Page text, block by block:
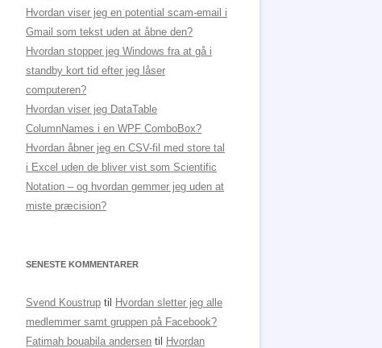
Hvordan viser jeg en potential scam-email i
Gmail som tekst uden at åbne den?
Hvordan stopper jeg Windows fra at gå i
standby kort tid efter jeg låser
computeren?
Hvordan viser jeg DataTable
ColumnNames i en WPF ComboBox?
Hvordan åbner jeg en CSV-fil med store tal
i Excel uden de bliver vist som Scientific
Notation – og hvordan gemmer jeg uden at
miste præcision?
SENESTE KOMMENTARER
Svend Koustrup til
Hvordan sletter jeg alle
medlemmer samt gruppen på Facebook?
Fatimah bouabila andersen til
Hvordan